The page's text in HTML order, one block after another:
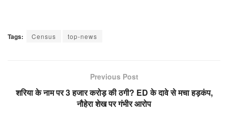
Tags: Census top-news
Previous Post
शरिया के नाम पर 3 हजार करोड़ की ठगी? ED के दावे से मचा हड़कंप,
नौहेरा शेख पर गंभीर आरोप